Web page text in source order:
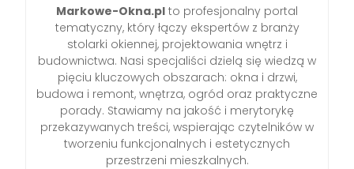
Markowe-Okna.pl to profesjonalny portal
tematyczny, który łączy ekspertów z branży
stolarki okiennej, projektowania wnętrz i
budownictwa. Nasi specjaliści dzielą się wiedzą w
pięciu kluczowych obszarach: okna i drzwi,
budowa i remont, wnętrza, ogród oraz praktyczne
porady. Stawiamy na jakość i merytorykę
przekazywanych treści, wspierając czytelników w
tworzeniu funkcjonalnych i estetycznych
przestrzeni mieszkalnych.